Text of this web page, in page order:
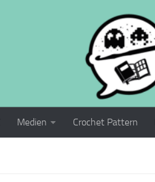
Medien Crochet Pattern